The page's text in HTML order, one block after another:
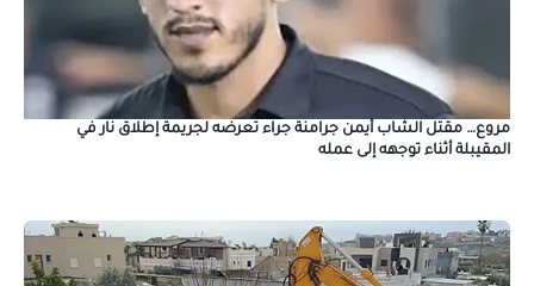
مروع… مقتل الشاب أيمن جرامنة جراء تعرضه لجريمة إطلاق نار في
المقيبلة أثناء توجهه إلى عمله